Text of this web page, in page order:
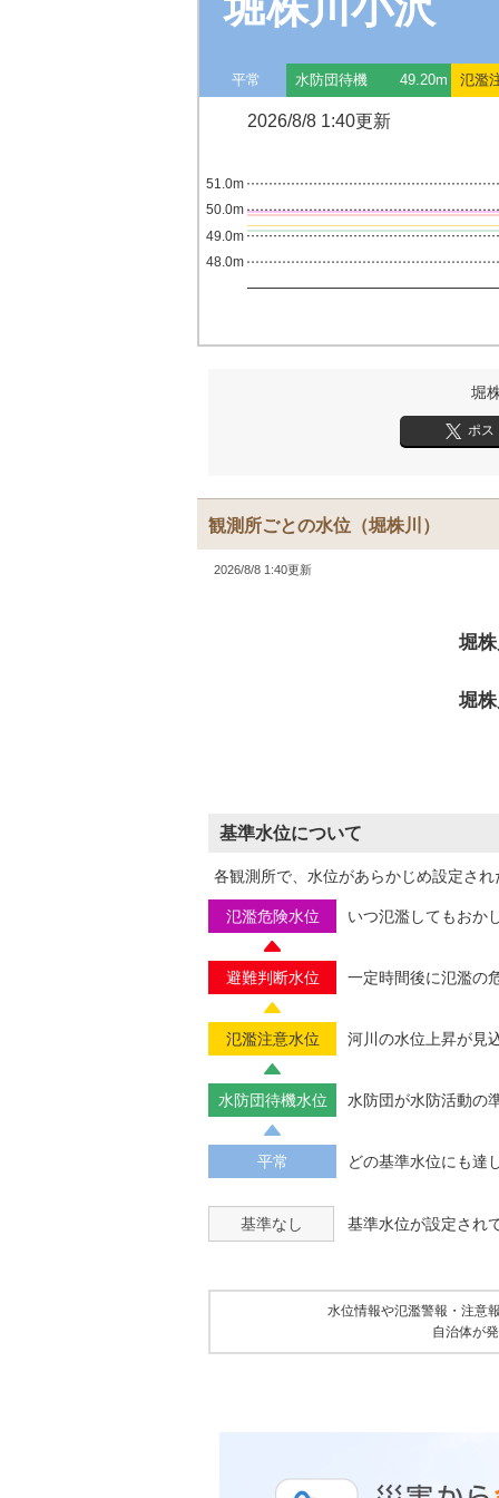
平常 水防団待機 49.20m 氾濫
2026/8/8 1:40更新
48.0m
49.0m
50.0m
51.0m
堀
ポス
観測所ごとの水位 （堀株川）
2026/8/8 1:40更新
堀
堀
基準水位について
各観測所で、水位があらかじめ設定さ
氾濫危険水位 いつ氾濫してもおか
避難判断水位 一定時間後に氾濫の
氾濫注意水位 河川の水位上昇が見
水防団待機水位 水防団が水防活動の
平常 どの基準水位にも達
基準なし 基準水位が設定され
水位情報や氾濫警報・注意
自治体が